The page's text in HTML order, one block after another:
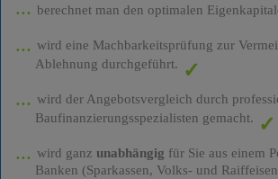
berechnet man den optimalen
wird eine Machbarkeitsprüfung zur
Ablehnung durchgeführt.
wird der Angebotsvergleich durch
Baufinanzierungsspezialisten gemacht.
wird ganz unabhängig für Sie aus einem
Banken (Sparkassen, Volks- und